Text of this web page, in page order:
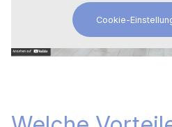
Cookie-